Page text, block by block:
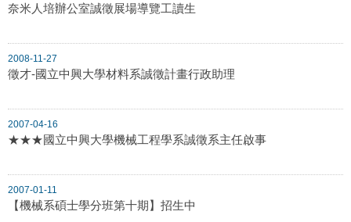
奈米人培辦公室誠徵展場導覽工讀生
2008-11-27
徵才-國立中興大學材料系誠徵計畫行政助理
2007-04-16
★★★國立中興大學機械工程學系誠徵系主任啟事
2007-01-11
【機械系碩士學分班第十期】招生中